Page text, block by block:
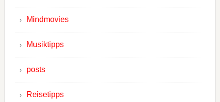
Mindmovies
Musiktipps
posts
Reisetipps